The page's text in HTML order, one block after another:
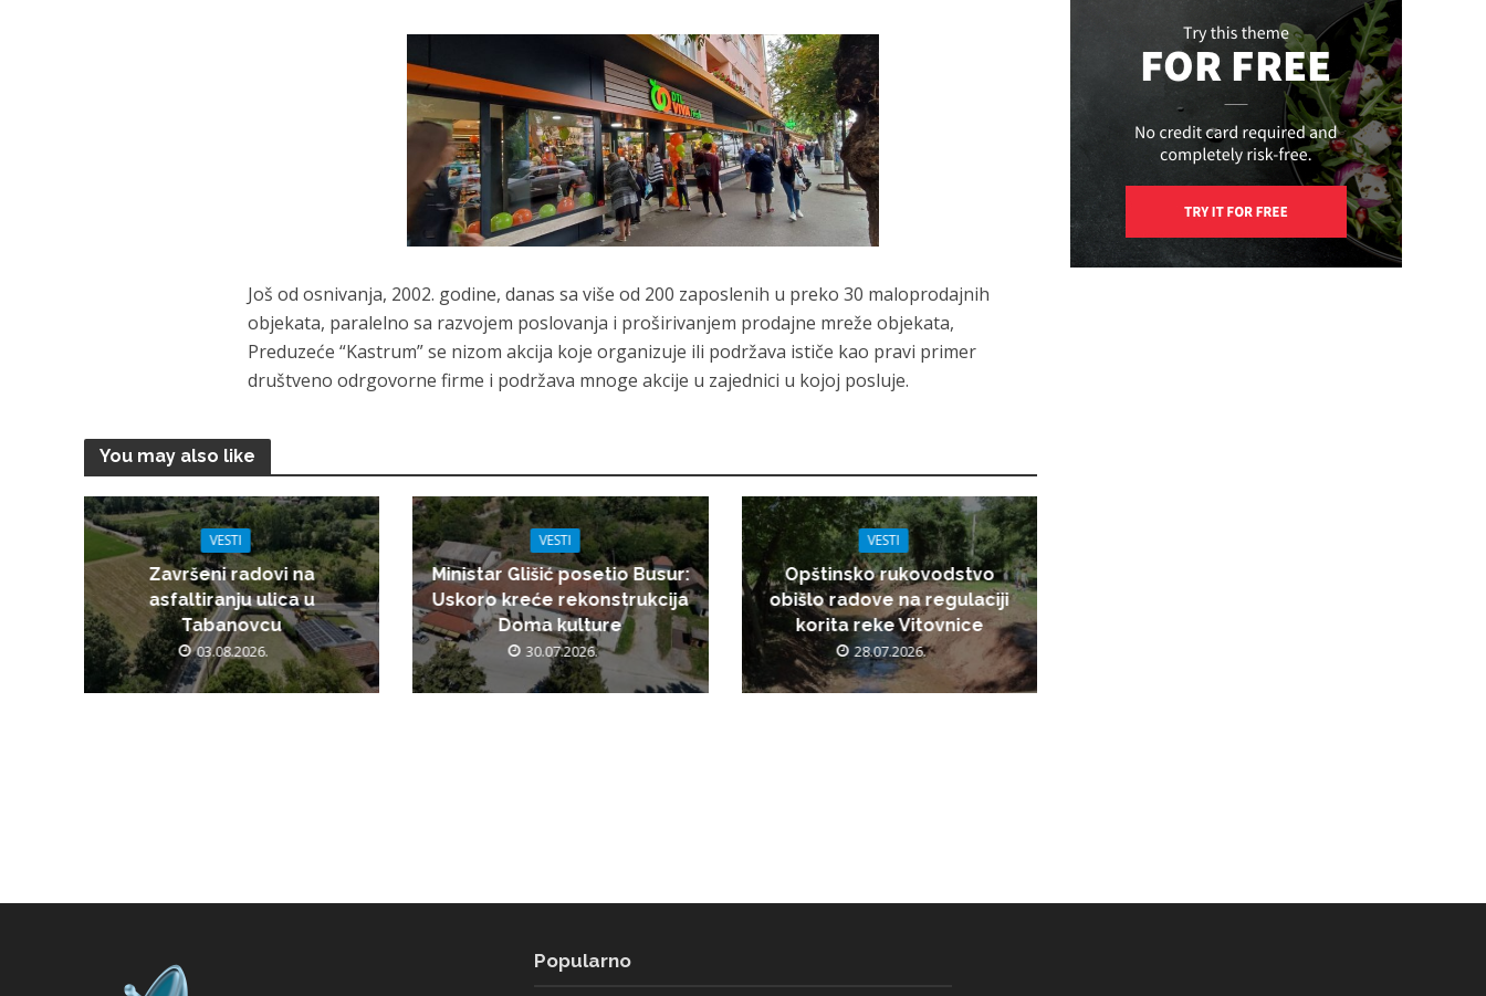
Još od osnivanja, 2002. godine, danas sa više od 200 zaposlenih u preko 30 maloprodajnih
objekata, paralelno sa razvojem poslovanja i proširivanjem prodajne mreže objekata,
Preduzeće “Kastrum” se nizom akcija koje organizuje ili podržava ističe kao pravi primer
društveno odrgovorne firme i podržava mnoge akcije u zajednici u kojoj posluje.
You may also like
VESTI
Završeni radovi na
asfaltiranju ulica u
Tabanovcu
03.08.2026.
VESTI
Ministar Glišić posetio Busur:
Uskoro kreće rekonstrukcija
Doma kulture
30.07.2026.
VESTI
Opštinsko rukovodstvo
obišlo radove na regulaciji
korita reke Vitovnice
28.07.2026.
Popularno